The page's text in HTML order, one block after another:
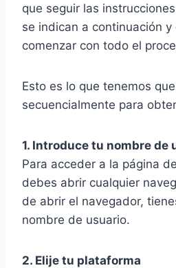
que seguir las
se indican a continuación
comenzar con todo el
Esto es lo que tenemos
secuencialmente para
1. Introduce tu nombre de
Para acceder a la página
debes abrir cualquier
de abrir el navegador,
nombre de usuario.
2. Elije tu plataforma